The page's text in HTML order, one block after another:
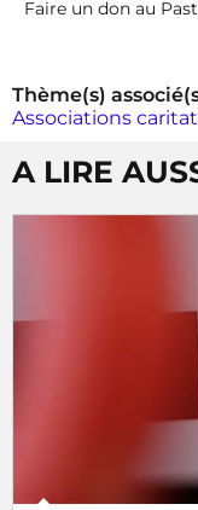
Faire un don au
Thème(s)
Associations
A LIRE